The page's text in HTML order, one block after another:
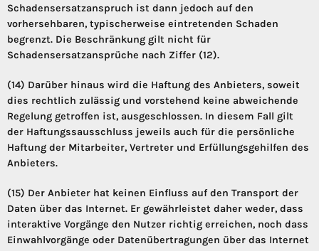
Schadensersatzanspruch ist dann jedoch auf den
vorhersehbaren, typischerweise eintretenden Schaden
begrenzt. Die Beschränkung gilt nicht für
Schadensersatzansprüche nach Ziffer (12).
(14) Darüber hinaus wird die Haftung des Anbieters, soweit
dies rechtlich zulässig und vorstehend keine abweichende
Regelung getroffen ist, ausgeschlossen. In diesem Fall gilt
der Haftungssausschluss jeweils auch für die persönliche
Haftung der Mitarbeiter, Vertreter und Erfüllungsgehilfen des
Anbieters.
(15) Der Anbieter hat keinen Einfluss auf den Transport der
Daten über das Internet. Er gewährleistet daher weder, dass
interaktive Vorgänge den Nutzer richtig erreichen, noch dass
Einwahlvorgänge oder Datenübertragungen über das Internet